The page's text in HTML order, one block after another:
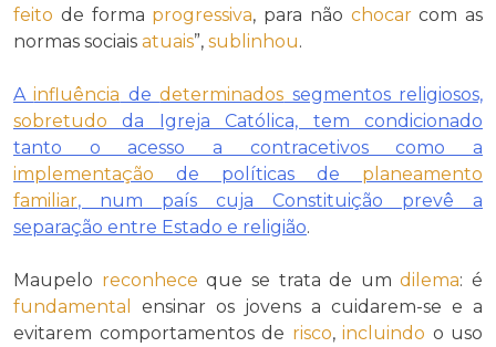
feito de forma progressiva, para não chocarcom as
normas sociais atuais”, sublinhou.
Ainfluência dedeterminados segmentos religiosos,
sobretudo da Igreja Católica, tem condicionado
tanto o acesso a contracetivos como a
implementação de políticas de planeamento
familiar, num país cuja Constituição prevê a
separação entre Estado e religião.
Maupelo reconhece que se trata de umdilema: é
fundamental
ensinar os jovens a cuidarem-se e a
evitarem comportamentos de risco, incluindo o uso